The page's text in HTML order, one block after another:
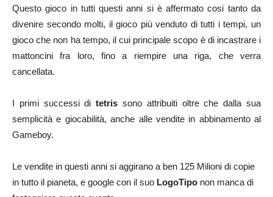
Questo gioco in tutti questi anni si è affermato cosi tanto da
divenire secondo molti, il gioco più venduto di tutti i tempi, un
gioco che non ha tempo, il cui principale scopo è di incastrare i
mattoncini fra loro, fino a riempire una riga, che verra
cancellata.
I primi successi ditetris sono attribuiti oltre che dalla sua
semplicità e giocabilità, anche alle vendite in abbinamento al
Gameboy.
Le vendite in questi anni si aggirano a ben 125 Milioni di copie
in tutto il pianeta, e google con il suo LogoTipo non manca di